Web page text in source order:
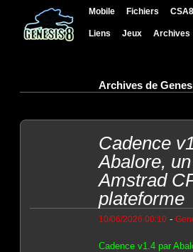
Mobile Fichiers
Liens Jeux Archives
Archives de
Cadence
Abalore,
Amstrad
plateforme
10/06/2026 00:10-
Cadence v1.4 par